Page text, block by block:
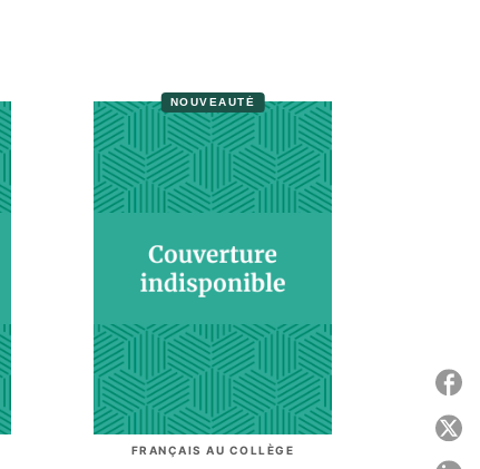
NOUVEAUTÉ
FRANÇAIS AU COLLÈGE